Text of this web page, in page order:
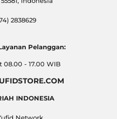
2838629
Pelanggan:
08.00 - 17.00 WIB
INDONESIA
Network